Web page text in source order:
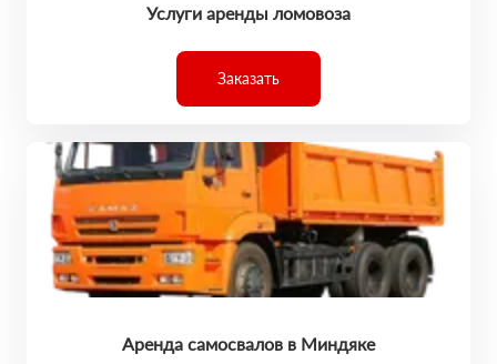
Услуги аренды ломовоза
Заказать
Аренда самосвалов в Миндяке